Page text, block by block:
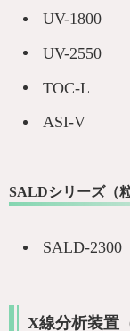
UV-1800
UV-2550
TOC-L
ASI-V
SALDシリーズ（
SALD-2300
X線分析装置